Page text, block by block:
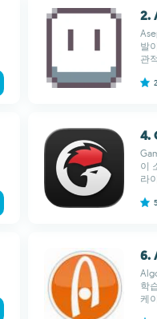
2.
발
관
4.
이
라
6.
학
케